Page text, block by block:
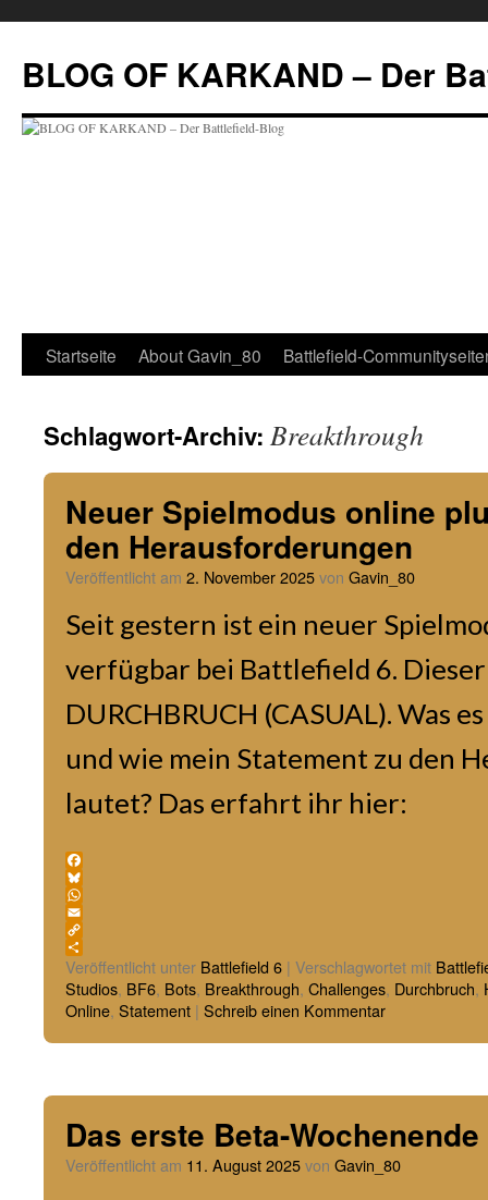
springen
BLOG OF KARKAND – Der
Startseite About Gavin_80 Battlefield-
Schlagwort-Archiv: Breakthrough
Neuer Spielmodus online
den Herausforderungen
Veröffentlicht am 2. November 2025von Gavin_80
Seit gestern ist ein neuer
verfügbar bei Battlefield 6.
DURCHBRUCH (CASUAL). Was
und wie mein Statement zu den
lautet? Das erfahrt ihr hier:
Facebook
Bluesky
WhatsApp
Email
Copy
Link
Teilen
Veröffentlicht unter Battlefield 6 | Verschlagwortet mit
Studios, BF6, Bots, Breakthrough, Challenges, Durchbruch,
Online, Statement | Schreib einen Kommentar
Das erste Beta-
Veröffentlicht am 11. August 2025von Gavin_80